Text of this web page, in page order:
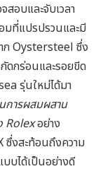
สอบและจับเวลา
มที่แปรปรวนและมี
ก Oystersteel ซึ่ง
กร่อนและรอยขีด
รุ่นใหม่ได้มา
การผสมผสาน
Rolexอย่าง
ซึ่งสะท้อนถึงความ
บได้เป็นอย่างดี